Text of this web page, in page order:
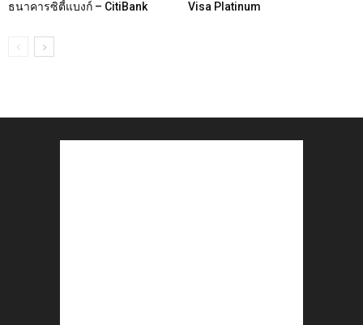
ธนาคารซิตี้แบงก์ – CitiBank
Visa Platinum